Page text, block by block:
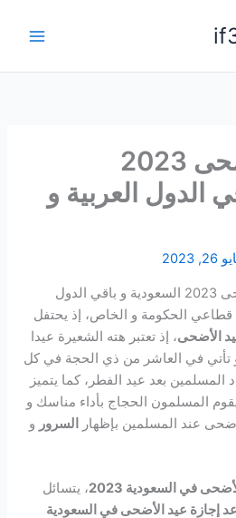
إجازة عيد الأضحى 2023
الدول العربية و
2023
يستفيد من إجازة عيد الأضحى 2023 السعودية و باقي الدول
قطاعي الحكومة و الخاص، إذ يحتفل
الأضحى، إذ تعتبر هته الشعيرة عيدا
تأتي في العاشر من ذي الحجة في كل
بعد عيد الفطر، كما يتميز
المسلمون الحجاج بأداء مناسك و
عند المسلمين بإظهار
السرور و
في السعودية 2023
، يتسائل
إجازة عيد الأضحى في السعودية